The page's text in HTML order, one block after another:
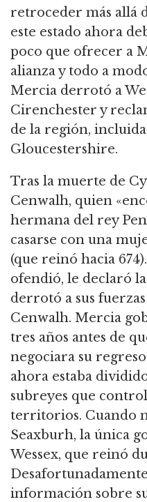
retroceder más allá
este estado ahora
poco que ofrecer a
alianza y todo a
Mercia derrotó a
Cirenchester y
de la región,
Gloucestershire.
Tras la muerte de
Cenwalh, quien
hermana del rey
casarse con una
(que reinó hacia 674).
ofendió, le declaró la
derrotó a sus
Cenwalh. Mercia
tres años antes de
negociara su
ahora estaba
subreyes que
territorios. Cuando
Seaxburh, la única
Wessex, que reinó
información sobre